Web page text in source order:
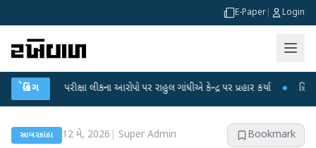
E-Paper Login
બ્રેકિંગ
NET પરીક્ષા લીકના આરોપો પર રાહુલ ગાંધીએ કેન્દ્ર પર પ્રહાર કર્યા ●
સાબરકાંઠા 12 મે, 2026 Super Admin Bookmark